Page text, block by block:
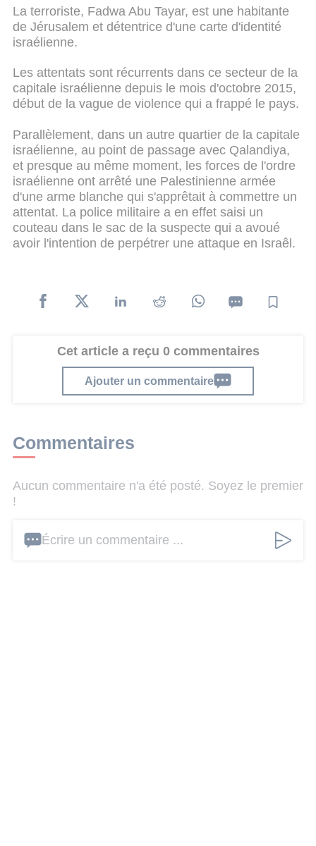
La terroriste, Fadwa Abu Tayar, est une habitante
de Jérusalem et détentrice d'une carte d'identité
israélienne.
Les attentats sont récurrents dans ce secteur de la
capitale israélienne depuis le mois d'octobre 2015,
début de la vague de violence qui a frappé le pays.
Parallèlement, dans un autre quartier de la capitale
israélienne, au point de passage avec Qalandiya,
et presque au même moment, les forces de l'ordre
israélienne ont arrêté une Palestinienne armée
d'une arme blanche qui s'apprêtait à commettre un
attentat. La police militaire a en effet saisi un
couteau dans le sac de la suspecte qui a avoué
avoir l'intention de perpétrer une attaque en Israêl.
Cet article a reçu 0 commentaires
Ajouter un commentaire
Commentaires
Aucun commentaire n'a été posté. Soyez le premier
!
Écrire un commentaire ...